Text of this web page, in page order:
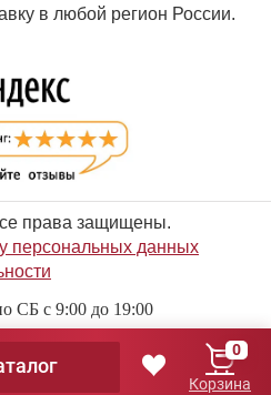
в любой регион России.
права защищены.
персональных данных
СБ с 9:00 до 19:00
Все права защищены.
0
Корзина